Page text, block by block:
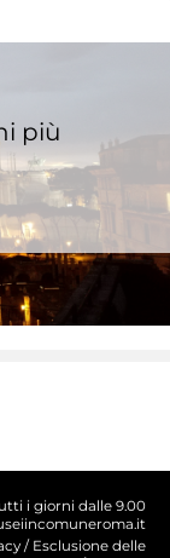
più
i giorni dalle 9.00
/ Esclusione delle